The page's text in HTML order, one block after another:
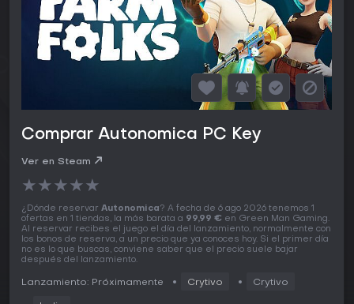
Comprar Autonomica PC Key
Ver en Steam
★★★★★
¿Dónde reservar Autonomica? A fecha de 6 ago 2026 tenemos 1
ofertas en 1 tiendas, la más barata a 99,99 € en Green Man Gaming.
Al reservar recibes el juego el día del lanzamiento, normalmente con
los bonos de reserva, a un precio que ya conoces hoy. Si el primer día
no es lo que buscas, conviene saber que el precio suele bajar
después del lanzamiento.
Lanzamiento: Próximamente Crytivo Crytivo